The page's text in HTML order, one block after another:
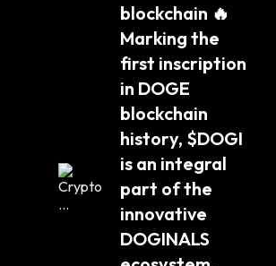
blockchain 🔥
Marking the
first inscription
in DOGE
blockchain
history, $DOGI
is an integral
part of the
innovative
DOGINALS